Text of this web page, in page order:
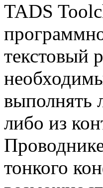
TADS
текстовый
выполнять
либо из
тонкого